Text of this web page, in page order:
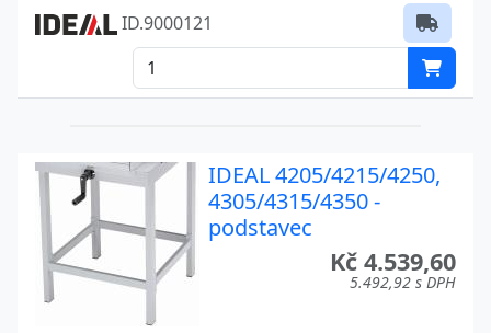
ID.9000121
IDEAL 4205/4215/4250,
4305/4315/4350 -
podstavec
Kč 4.539,60
5.492,92 s DPH